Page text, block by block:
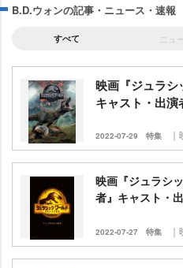
B.D.ウォンの記事・ニュース・速報
すべて ニュ
映画『ジュラシ
キャスト・出
2022-07-29 特集
映画『ジュラシ
者』キャスト・
2022-07-27 特集